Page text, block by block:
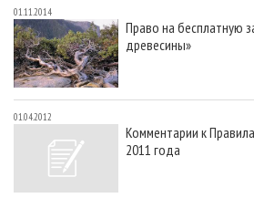
01.11.2014
Право на бесплатную
древесины»
01.04.2012
Комментарии к
2011 года